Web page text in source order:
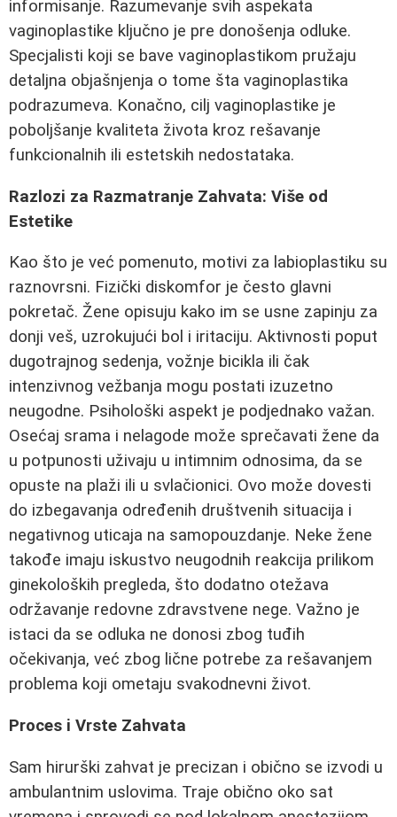
informisanje. Razumevanje svih aspekata
vaginoplastike ključno je pre donošenja odluke.
Specjalisti koji se bave vaginoplastikom pružaju
detaljna objašnjenja o tome šta vaginoplastika
podrazumeva. Konačno, cilj vaginoplastike je
poboljšanje kvaliteta života kroz rešavanje
funkcionalnih ili estetskih nedostataka.
Razlozi za Razmatranje Zahvata: Više od
Estetike
Kao što je već pomenuto, motivi za labioplastiku su
raznovrsni. Fizički diskomfor je često glavni
pokretač. Žene opisuju kako im se usne zapinju za
donji veš, uzrokujući bol i iritaciju. Aktivnosti poput
dugotrajnog sedenja, vožnje bicikla ili čak
intenzivnog vežbanja mogu postati izuzetno
neugodne. Psihološki aspekt je podjednako važan.
Osećaj srama i nelagode može sprečavati žene da
u potpunosti uživaju u intimnim odnosima, da se
opuste na plaži ili u svlačionici. Ovo može dovesti
do izbegavanja određenih društvenih situacija i
negativnog uticaja na samopouzdanje. Neke žene
takođe imaju iskustvo neugodnih reakcija prilikom
ginekoloških pregleda, što dodatno otežava
održavanje redovne zdravstvene nege. Važno je
istaci da se odluka ne donosi zbog tuđih
očekivanja, već zbog lične potrebe za rešavanjem
problema koji ometaju svakodnevni život.
Proces i Vrste Zahvata
Sam hirurški zahvat je precizan i obično se izvodi u
ambulantnim uslovima. Traje obično oko sat